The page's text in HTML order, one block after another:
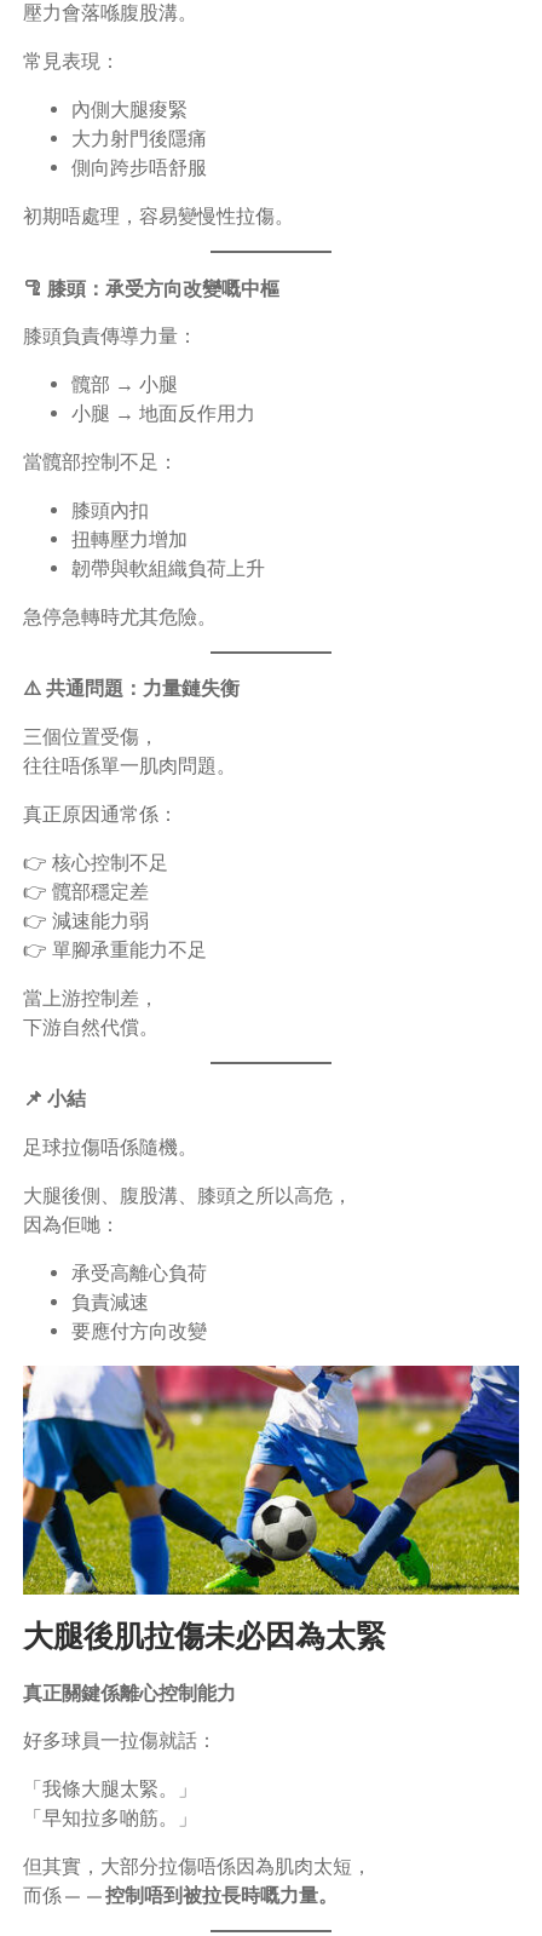
壓力會落喺腹股溝。
常見表現：
內側大腿痠緊
大力射門後隱痛
側向跨步唔舒服
初期唔處理，容易變慢性拉傷。
🦿 膝頭：承受方向改變嘅中樞
膝頭負責傳導力量：
髖部 → 小腿
小腿 → 地面反作用力
當髖部控制不足：
膝頭內扣
扭轉壓力增加
韌帶與軟組織負荷上升
急停急轉時尤其危險。
⚠️ 共通問題：力量鏈失衡
三個位置受傷，
往往唔係單一肌肉問題。
真正原因通常係：
👉 核心控制不足
👉 髖部穩定差
👉 減速能力弱
👉 單腳承重能力不足
當上游控制差，
下游自然代償。
📌 小結
足球拉傷唔係隨機。
大腿後側、腹股溝、膝頭之所以高危，
因為佢哋：
承受高離心負荷
負責減速
要應付方向改變
大腿後肌拉傷未必因為太緊
真正關鍵係離心控制能力
好多球員一拉傷就話：
「我條大腿太緊。」
「早知拉多啲筋。」
但其實，大部分拉傷唔係因為肌肉太短，
而係——控制唔到被拉長時嘅力量。